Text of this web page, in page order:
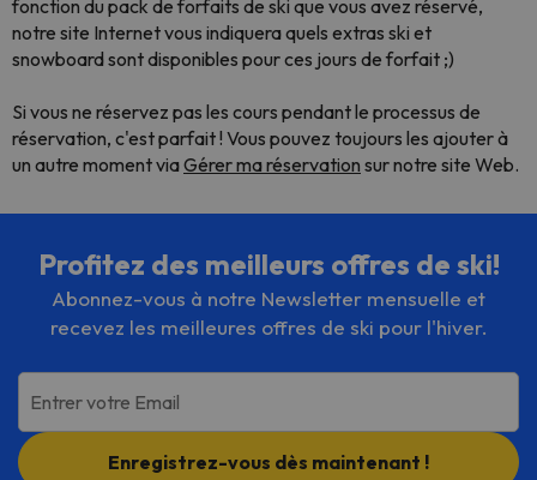
fonction du pack de forfaits de ski que vous avez réservé,
notre site Internet vous indiquera quels extras ski et
snowboard sont disponibles pour ces jours de forfait ;)
Si vous ne réservez pas les cours pendant le processus de
réservation, c'est parfait ! Vous pouvez toujours les ajouter à
un autre moment viaGérer ma réservation sur notre site Web.
Profitez des meilleurs offres de ski!
Abonnez-vous à notre Newsletter mensuelle et
recevez les meilleures offres de ski pour l'hiver.
Entrer votre Email
Enregistrez-vous dès maintenant !